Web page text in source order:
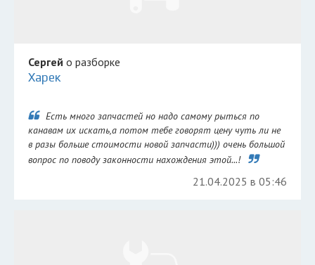
Сергей о разборке
Харек
Есть много запчастей но надо самому рыться по
канавам их искать,а потом тебе говорят цену чуть ли не
в разы больше стоимости новой запчасти))) очень большой
вопрос по поводу законности нахождения этой...!
21.04.2025 в 05:46